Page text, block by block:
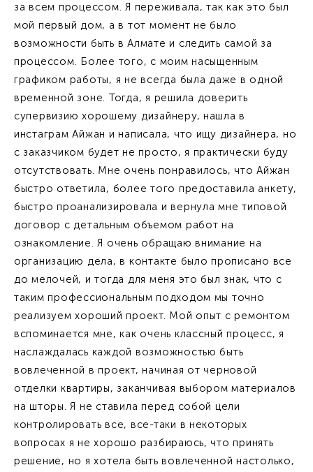
за всем процессом. Я переживала, так как это был
мой первый дом, а в тот момент не было
возможности быть в Алмате и следить самой за
процессом. Более того, с моим насыщенным
графиком работы, я не всегда была даже в одной
временной зоне. Тогда, я решила доверить
супервизию хорошему дизайнеру, нашла в
инстаграм Айжан и написала, что ищу дизайнера, но
с заказчиком будет не просто, я практически буду
отсутствовать. Мне очень понравилось, что Айжан
быстро ответила, более того предоставила анкету,
быстро проанализировала и вернула мне типовой
договор с детальным объемом работ на
ознакомление. Я очень обращаю внимание на
организацию дела, в контакте было прописано все
до мелочей, и тогда для меня это был знак, что с
таким профессиональным подходом мы точно
реализуем хороший проект. Мой опыт с ремонтом
вспоминается мне, как очень классный процесс, я
наслаждалась каждой возможностью быть
вовлеченной в проект, начиная от черновой
отделки квартиры, заканчивая выбором материалов
на шторы. Я не ставила перед собой цели
контролировать все, все-таки в некоторых
вопросах я не хорошо разбираюсь, что принять
решение, но я хотела быть вовлеченной настолько,